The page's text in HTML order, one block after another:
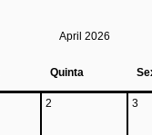
April 2026
Quinta
2 3